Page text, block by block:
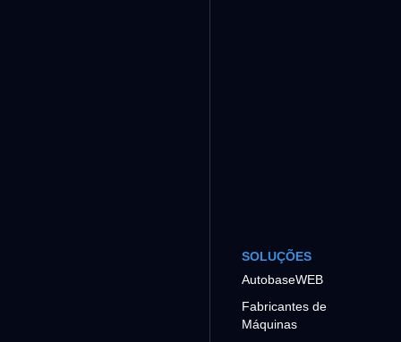
SOLUÇÕES
AutobaseWEB
Fabricantes de
Máquinas